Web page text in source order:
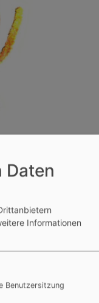
Bayreuth
einen Preis
Einer der drei
an die
dabei
vorschlagen,
und auf
ausgelost, an
Daten
Informationen
Benutzersitzung